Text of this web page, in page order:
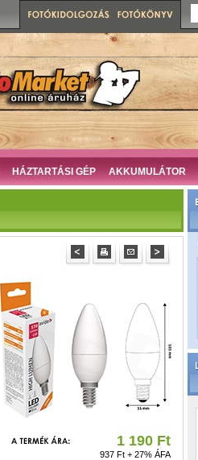
HÁZTARTÁSI GÉP AKKUMULÁTOR
1 190 Ft
937 Ft + 27% ÁFA